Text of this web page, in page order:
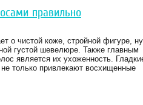
правильно
о чистой коже, стройной фигуре, ну
густой шевелюре. Также главным
является их ухоженность.
только привлекают восхищенные